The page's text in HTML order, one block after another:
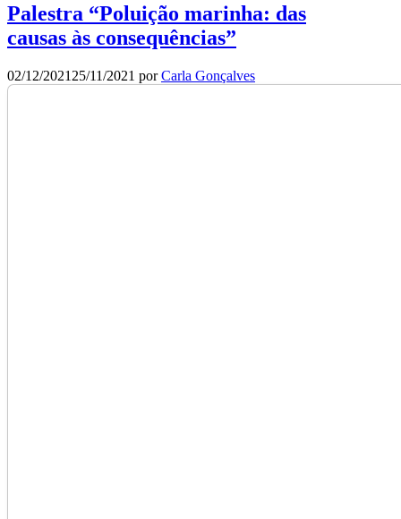
Palestra “Poluição marinha: das
causas às consequências”
02/12/2021 25/11/2021 porCarla Gonçalves